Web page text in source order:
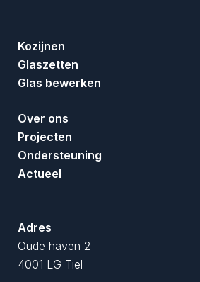
Kozijnen
Glaszetten
Glas bewerken
Over ons
Projecten
Ondersteuning
Actueel
Adres
Oude haven 2
4001 LG Tiel